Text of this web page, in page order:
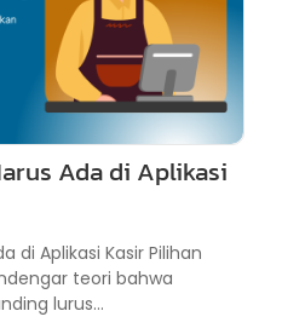
Ada di Aplikasi
di Aplikasi Kasir Pilihan
teori bahwa
lurus...